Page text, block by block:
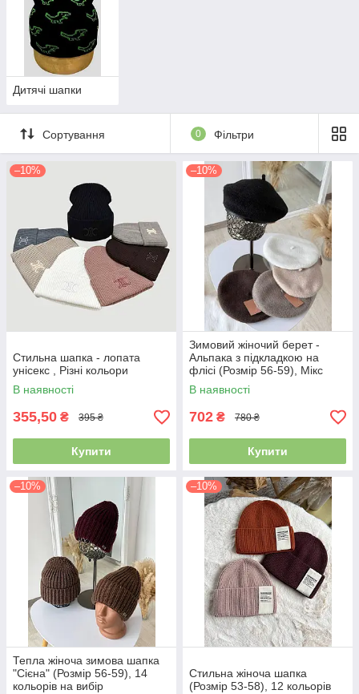
Дитячі шапки
Сортування 0 Фільтри
–10%
Стильна шапка - лопата
унісекс , Різні кольори
В наявності
355,50 ₴ 395 ₴
Купити
–10%
Зимовий жіночий берет -
Альпака з підкладкою на
флісі (Розмір 56-59), Мікс
кольорів
В наявності
702 ₴ 780 ₴
Купити
–10%
Тепла жіноча зимова шапка
"Сієна" (Розмір 56-59), 14
кольорів на вибір
–10%
Стильна жіноча шапка
(Розмір 53-58), 12 кольорів